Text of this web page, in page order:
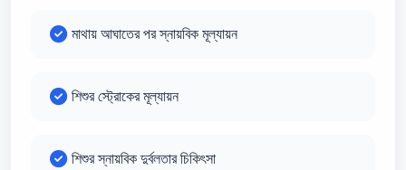
মাথায় আঘাতের পর স্নায়বিক মূল্যায়ন
শিশুর স্ট্রোকের মূল্যায়ন
শিশুর স্নায়বিক দুর্বলতার চিকিৎসা